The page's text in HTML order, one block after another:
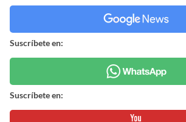
Suscríbete en:
Suscríbete en: